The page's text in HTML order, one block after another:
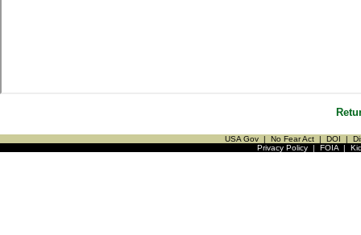
USA Gov | No Fear Act | DOI |
Privacy Policy| FOIA|